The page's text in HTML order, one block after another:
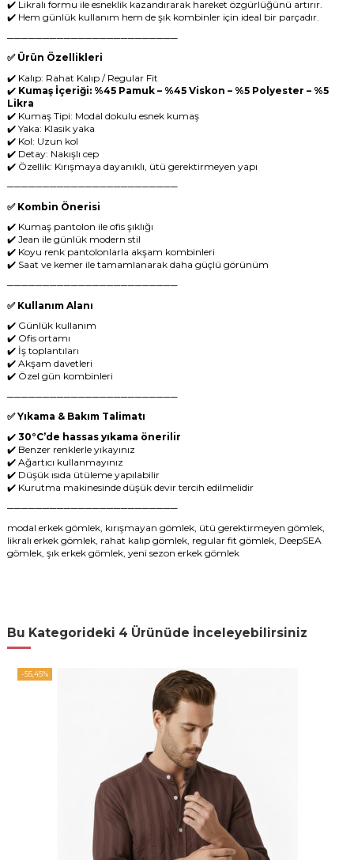
✔️ Likralı formu ile esneklik kazandırarak hareket özgürlüğünü artırır.
✔️ Hem günlük kullanım hem de şık kombinler için ideal bir parçadır.
────────────────────────
✅ Ürün Özellikleri
✔️ Kalıp: Rahat Kalıp / Regular Fit
✔️ Kumaş İçeriği: %45 Pamuk – %45 Viskon – %5 Polyester – %5
Likra
✔️ Kumaş Tipi: Modal dokulu esnek kumaş
✔️ Yaka: Klasik yaka
✔️ Kol: Uzun kol
✔️ Detay: Nakışlı cep
✔️ Özellik: Kırışmaya dayanıklı, ütü gerektirmeyen yapı
────────────────────────
✅ Kombin Önerisi
✔️ Kumaş pantolon ile ofis şıklığı
✔️ Jean ile günlük modern stil
✔️ Koyu renk pantolonlarla akşam kombinleri
✔️ Saat ve kemer ile tamamlanarak daha güçlü görünüm
────────────────────────
✅ Kullanım Alanı
✔️ Günlük kullanım
✔️ Ofis ortamı
✔️ İş toplantıları
✔️ Akşam davetleri
✔️ Özel gün kombinleri
────────────────────────
✅ Yıkama & Bakım Talimatı
✔️ 30°C’de hassas yıkama önerilir
✔️ Benzer renklerle yıkayınız
✔️ Ağartıcı kullanmayınız
✔️ Düşük ısıda ütüleme yapılabilir
✔️ Kurutma makinesinde düşük devir tercih edilmelidir
────────────────────────
modal erkek gömlek, kırışmayan gömlek, ütü gerektirmeyen gömlek,
likralı erkek gömlek, rahat kalıp gömlek, regular fit gömlek, DeepSEA
gömlek, şık erkek gömlek, yeni sezon erkek gömlek
Bu Kategorideki 4 Ürünüde İnceleyebilirsiniz
-55,45%